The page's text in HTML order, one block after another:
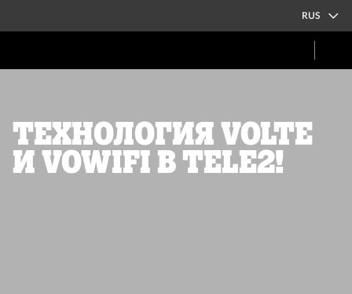
RUS
Технология VoLTE
и VoWiFi в TELE2!